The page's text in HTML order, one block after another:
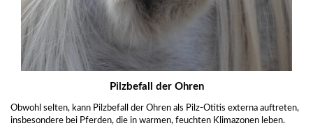
Pilzbefall der Ohren
Obwohl selten, kann Pilzbefall der Ohren als Pilz-Otitis externa auftreten,
insbesondere bei Pferden, die in warmen, feuchten Klimazonen leben.